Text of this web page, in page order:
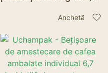
bețișoare negre de 5,75
pentru cocktail-uri
Anchetă